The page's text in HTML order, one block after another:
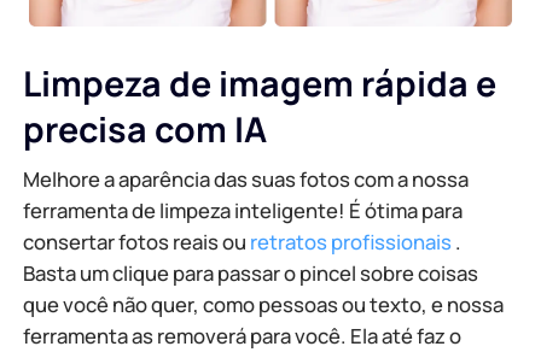
Limpeza de imagem rápida e
precisa com IA
Melhore a aparência das suas fotos com a nossa
ferramenta de limpeza inteligente! É ótima para
consertar fotos reais ou retratos profissionais.
Basta um clique para passar o pincel sobre coisas
que você não quer, como pessoas ou texto, e nossa
ferramenta as removerá para você. Ela até faz o